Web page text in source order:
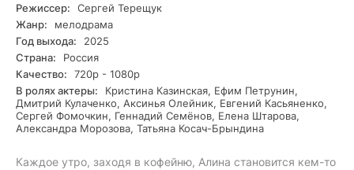
Режиссер:
Сергей Терещук
Жанр:
мелодрама
Год выхода:
2025
Страна:
Россия
Качество:
720р - 1080р
В ролях актеры:
Кристина Казинская, Ефим Петрунин,
Дмитрий Кулаченко, Аксинья Олейник, Евгений Касьяненко,
Сергей Фомочкин, Геннадий Семёнов, Елена Штарова,
Александра Морозова, Татьяна Косач-Брындина
Каждое утро, заходя в кофейню, Алина становится кем-то